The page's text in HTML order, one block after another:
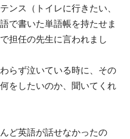
ンス（トイレに行きたい、
で書いた単語帳を持たせま
担任の先生に言われまし
らず泣いている時に、その
をしたいのか、聞いてくれ
ど英語が話せなかったの